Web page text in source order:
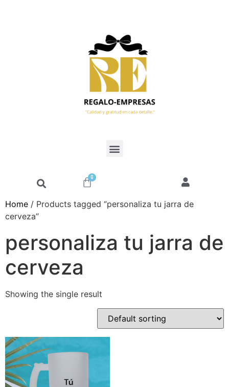
0
Home / Products tagged “personaliza tu jarra de
cerveza”
personaliza tu jarra de
cerveza
Showing the single result